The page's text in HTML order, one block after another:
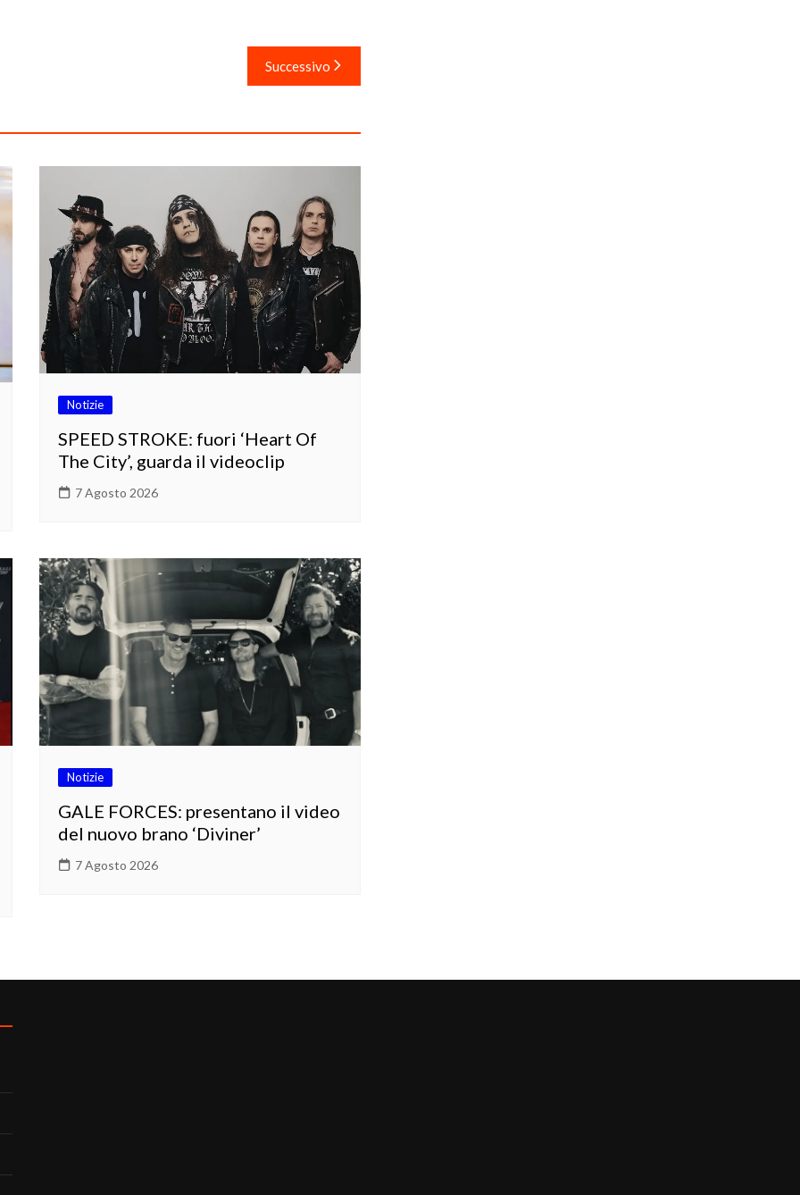
Successivo
Notizie
SPEED STROKE: fuori ‘Heart Of
The City’, guarda il videoclip
7 Agosto 2026
Notizie
GALE FORCES: presentano il video
del nuovo brano ‘Diviner’
7 Agosto 2026